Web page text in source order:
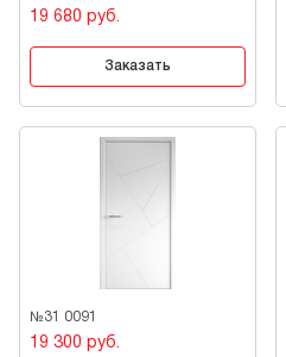
19 680 руб.
Заказать
№31 0091
19 300 руб.